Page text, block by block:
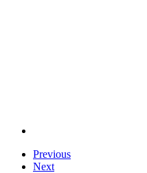
Previous
Next